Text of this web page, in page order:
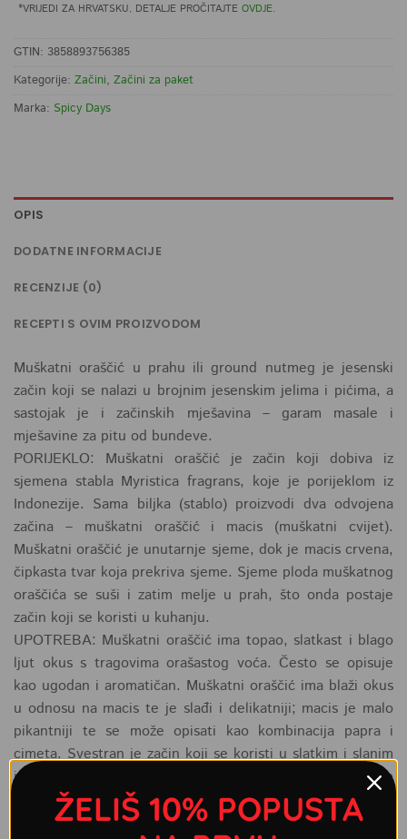
*VRIJEDI ZA HRVATSKU, DETALJE PROČITAJTE OVDJE.
GTIN: 3858893756385
Kategorije: Začini, Začini za paket
Marka: Spicy Days
OPIS
DODATNE INFORMACIJE
RECENZIJE (0)
RECEPTI S OVIM PROIZVODOM
Muškatni oraščić u prahu ili ground nutmeg je jesenski
začin koji se nalazi u brojnim jesenskim jelima i pićima, a
sastojak je i začinskih mješavina – garam masale i
mješavine za pitu od bundeve.
PORIJEKLO: Muškatni oraščić je začin koji dobiva iz
sjemena stabla Myristica fragrans, koje je porijeklom iz
Indonezije. Sama biljka (stablo) proizvodi dva odvojena
začina – muškatni oraščić i macis (muškatni cvijet).
Muškatni oraščić je unutarnje sjeme, dok je macis crvena,
čipkasta tvar koja prekriva sjeme. Sjeme ploda muškatnog
oraščića se suši i zatim melje u prah, što onda postaje
začin koji se koristi u kuhanju.
UPOTREBA: Muškatni oraščić ima topao, slatkast i blago
ljut okus s tragovima orašastog voća. Često se opisuje
kao ugodan i aromatičan. Muškatni oraščić ima blaži okus
u odnosu na macis te je slađi i delikatniji; macis je malo
pikantniji te se može opisati kao kombinacija papra i
cimeta. Svestran je začin koji se koristi u slatkim i slanim
jelima. Obično se nalazi u pekarskim proizvodima kao što
su kolači, keksi i pite. Također se koristi u kremama,
pudinzima i likeru od jaja (engl. eggnog). U slanim jelima
ŽELIŠ 10% POPUSTA